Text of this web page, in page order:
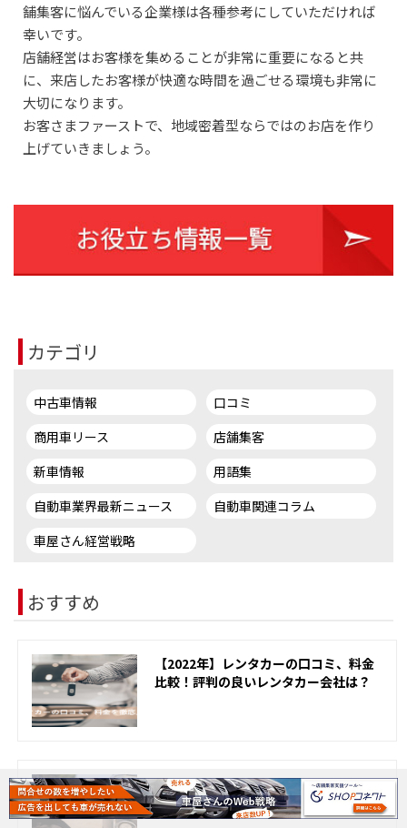
舗集客に悩んでいる企業様は各種参考にしていただければ
幸いです。
店舗経営はお客様を集めることが非常に重要になると共
に、来店したお客様が快適な時間を過ごせる環境も非常に
大切になります。
お客さまファーストで、地域密着型ならではのお店を作り
上げていきましょう。
カテゴリ
中古車情報
口コミ
商用車リース
店舗集客
新車情報
用語集
自動車業界最新ニュース
自動車関連コラム
車屋さん経営戦略
おすすめ
【2022年】レンタカーの口コミ、料金
比較！評判の良いレンタカー会社は？
【2022】車買取比較！おすすめの車買
取会社は？